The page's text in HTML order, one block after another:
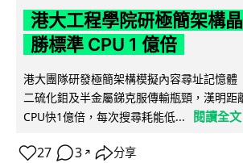
港大工程學院研極簡架構
勝標準 CPU 1 億倍
港大團隊研發極簡架構模擬內容尋址記憶體
二硫化鉬及半金屬銻克服傳輸瓶頸，漢明距
CPU快1億倍，每次搜尋耗能低...
閱讀全文
27 3 ↗ 分享